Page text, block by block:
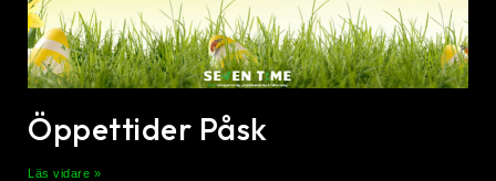
Öppettider Påsk
Läs vidare »